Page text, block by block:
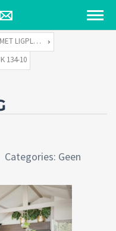
WATERVILLA MET LIGPLAATS
134-10
Categories: Geen